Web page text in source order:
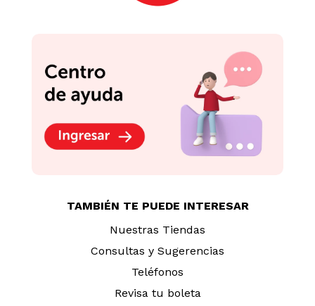
TAMBIÉN TE PUEDE INTERESAR
Nuestras Tiendas
Consultas y Sugerencias
Teléfonos
Revisa tu boleta